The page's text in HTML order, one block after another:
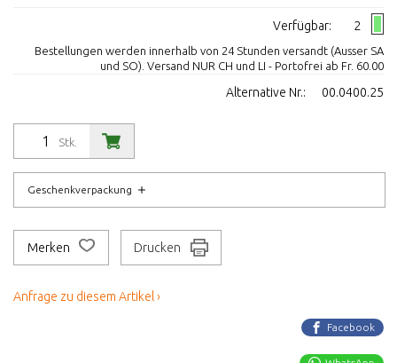
Verfügbar: 2
Bestellungen werden innerhalb von 24 Stunden versandt (Ausser SA
und SO). Versand NUR CH und LI - Portofrei ab Fr. 60.00
Alternative Nr.: 00.0400.25
Stk.
Geschenkverpackung
Merken Drucken
Anfrage zu diesem Artikel ›
Facebook